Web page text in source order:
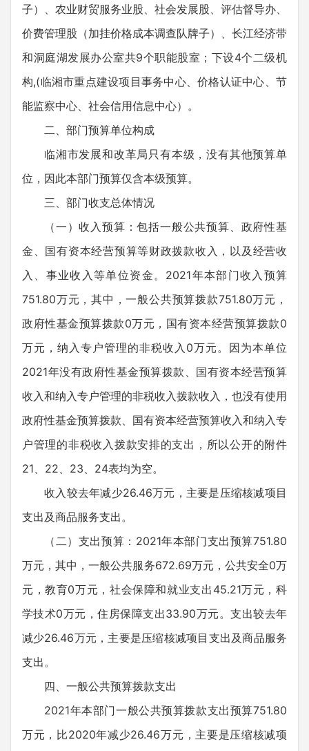
子）、农业财贸服务业股、社会发展股、评估督导办、
价费管理股（加挂价格成本调查队牌子）、长江经济带
和洞庭湖发展办公室共9个职能股室；下设4个二级机
构,(临湘市重点建设项目事务中心、价格认证中心、节
能监察中心、社会信用信息中心）。
二、部门预算单位构成
临湘市发展和改革局只有本级，没有其他预算单
位，因此本部门预算仅含本级预算。
三、部门收支总体情况
（一）收入预算：包括一般公共预算、政府性基
金、国有资本经营预算等财政拨款收入，以及经营收
入、事业收入等单位资金。2021年本部门收入预算
751.80万元，其中，一般公共预算拨款751.80万元，
政府性基金预算拨款0万元，国有资本经营预算拨款0
万元，纳入专户管理的非税收入0万元。因为本单位
2021年没有政府性基金预算拨款、国有资本经营预算
收入和纳入专户管理的非税收入拨款收入，也没有使用
政府性基金预算拨款、国有资本经营预算收入和纳入专
户管理的非税收入拨款安排的支出，所以公开的附件
21、22、23、24表均为空。
收入较去年减少26.46万元，主要是压缩核减项目
支出及商品服务支出。
（二）支出预算：2021年本部门支出预算751.80
万元，其中，一般公共服务672.69万元，公共安全0万
元，教育0万元，社会保障和就业支出45.21万元，科
学技术0万元，住房保障支出33.90万元。支出较去年
减少26.46万元，主要是压缩核减项目支出及商品服务
支出。
四、一般公共预算拨款支出
2021年本部门一般公共预算拨款支出预算751.80
万元，比2020年减少26.46万元，主要是压缩核减项